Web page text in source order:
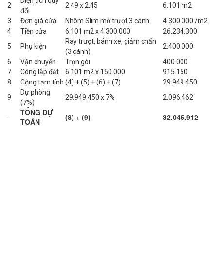
2
đổi
2.49 x 2.45
6.101 m2
3
Đơn giá cửa Nhôm Slim mở trượt 3 cánh
4.300.000 /m2
4
Tiền cửa 6.101 m2 x 4.300.000
26.234.300
5
Phụ kiện
Ray trượt, bánh xe, giảm chấn
(3 cánh)
2.400.000
6
Vận chuyển Trọn gói
400.000
7
Công lắp đặt 6.101 m2 x 150.000
915.150
8
Cộng tạm tính (4) + (5) + (6) + (7)
29.949.450
9
Dự phòng
(7%)
29.949.450 x 7% 2.096.462
–
TỔNG DỰ
TOÁN
(8) + (9) 32.045.912